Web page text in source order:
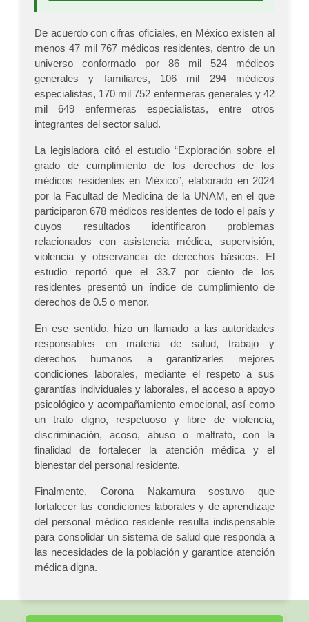
De acuerdo con cifras oficiales, en México existen al
menos 47 mil 767 médicos residentes, dentro de un
universo conformado por 86 mil 524 médicos
generales y familiares, 106 mil 294 médicos
especialistas, 170 mil 752 enfermeras generales y 42
mil 649 enfermeras especialistas, entre otros
integrantes del sector salud.
La legisladora citó el estudio “Exploración sobre el
grado de cumplimiento de los derechos de los
médicos residentes en México”, elaborado en 2024
por la Facultad de Medicina de la UNAM, en el que
participaron 678 médicos residentes de todo el país y
cuyos resultados identificaron problemas
relacionados con asistencia médica, supervisión,
violencia y observancia de derechos básicos. El
estudio reportó que el 33.7 por ciento de los
residentes presentó un índice de cumplimiento de
derechos de 0.5 o menor.
En ese sentido, hizo un llamado a las autoridades
responsables en materia de salud, trabajo y
derechos humanos a garantizarles mejores
condiciones laborales, mediante el respeto a sus
garantías individuales y laborales, el acceso a apoyo
psicológico y acompañamiento emocional, así como
un trato digno, respetuoso y libre de violencia,
discriminación, acoso, abuso o maltrato, con la
finalidad de fortalecer la atención médica y el
bienestar del personal residente.
Finalmente, Corona Nakamura sostuvo que
fortalecer las condiciones laborales y de aprendizaje
del personal médico residente resulta indispensable
para consolidar un sistema de salud que responda a
las necesidades de la población y garantice atención
médica digna.